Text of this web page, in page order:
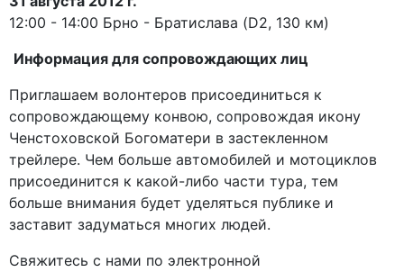
12:00 - 14:00 Брно - Братислава (D2, 130 км)
Информация для сопровождающих лиц
Приглашаем волонтеров присоединиться к
сопровождающему конвою, сопровождая икону
Ченстоховской Богоматери в застекленном
трейлере. Чем больше автомобилей и мотоциклов
присоединится к какой-либо части тура, тем
больше внимания будет уделяться публике и
заставит задуматься многих людей.
Свяжитесь с нами по электронной